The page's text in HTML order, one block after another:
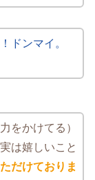
ドンマイ。
をかけてる）
は嬉しいこと
だけておりま